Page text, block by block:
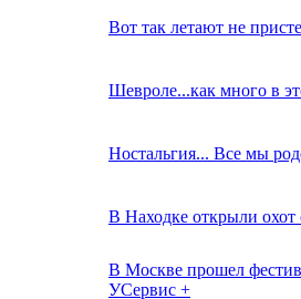
Вот так летают не
Шевроле...как много в
Ностальгия... Все мы
В Находке открыли охот
В Москве прошел
УСервис +